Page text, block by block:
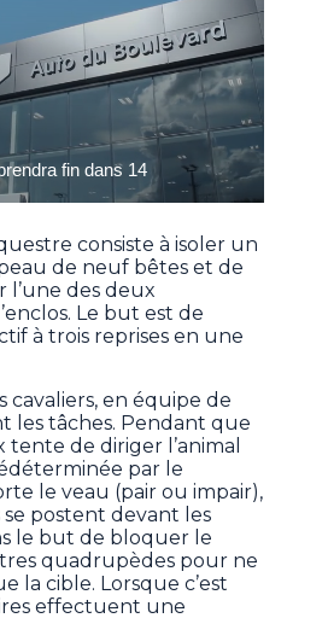
consiste à isoler un
de neuf bêtes et de
l’une des deux
Le but est de
à trois reprises en une
cavaliers, en équipe de
les tâches. Pendant que
tente de diriger l’animal
par le
le veau (pair ou impair),
se postent devant les
le but de bloquer le
quadrupèdes pour ne
la cible. Lorsque c’est
effectuent une